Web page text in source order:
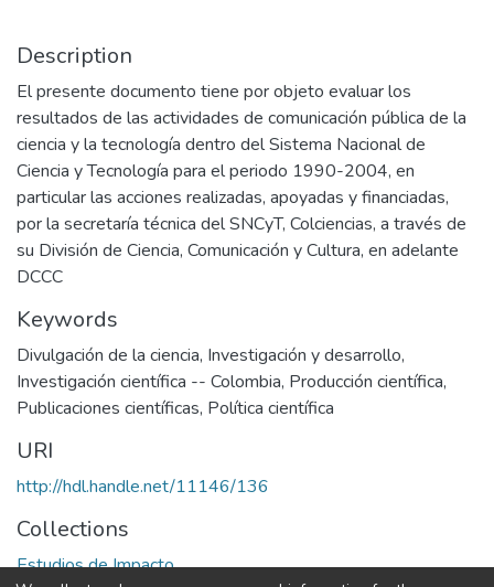
Description
El presente documento tiene por objeto evaluar los
resultados de las actividades de comunicación pública de la
ciencia y la tecnología dentro del Sistema Nacional de
Ciencia y Tecnología para el periodo 1990-2004, en
particular las acciones realizadas, apoyadas y financiadas,
por la secretaría técnica del SNCyT, Colciencias, a través de
su División de Ciencia, Comunicación y Cultura, en adelante
DCCC
Keywords
Divulgación de la ciencia, Investigación y desarrollo,
Investigación científica -- Colombia, Producción científica,
Publicaciones científicas, Política científica
URI
http://hdl.handle.net/11146/136
Collections
Estudios de Impacto